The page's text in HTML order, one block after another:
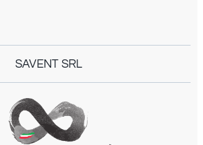
SAVENT SRL